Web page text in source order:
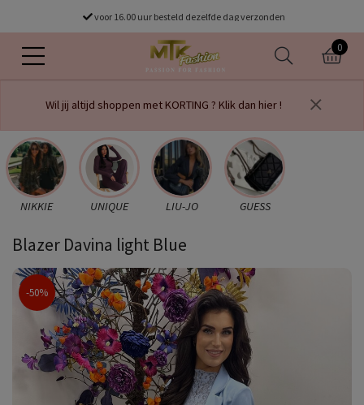
voor 16.00 uur besteld dezelfde dag verzonden
Gratis verzending vanaf €75
0
Wil jij altijd shoppen met KORTING ? Klik dan hier !
NIKKIE UNIQUE LIU-JO GUESS
Blazer Davina light Blue
-50%